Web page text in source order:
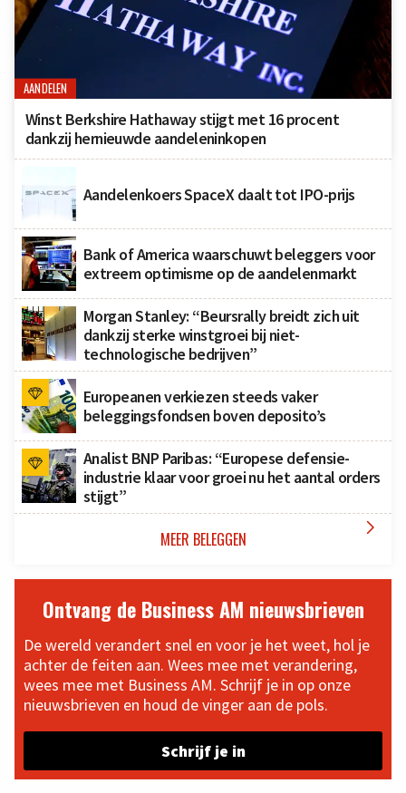
AANDELEN
Winst Berkshire Hathaway stijgt met 16 procent
dankzij hernieuwde aandeleninkopen
Aandelenkoers SpaceX daalt tot IPO-prijs
Bank of America waarschuwt beleggers voor
extreem optimisme op de aandelenmarkt
Morgan Stanley: “Beursrally breidt zich uit
dankzij sterke winstgroei bij niet-
technologische bedrijven”
Europeanen verkiezen steeds vaker
beleggingsfondsen boven deposito’s
Analist BNP Paribas: “Europese defensie-
industrie klaar voor groei nu het aantal orders
stijgt”
MEER BELEGGEN 
Ontvang de Business AM nieuwsbrieven
De wereld verandert snel en voor je het weet, hol je
achter de feiten aan. Wees mee met verandering,
wees mee met Business AM. Schrijf je in op onze
nieuwsbrieven en houd de vinger aan de pols.
Schrijf je in